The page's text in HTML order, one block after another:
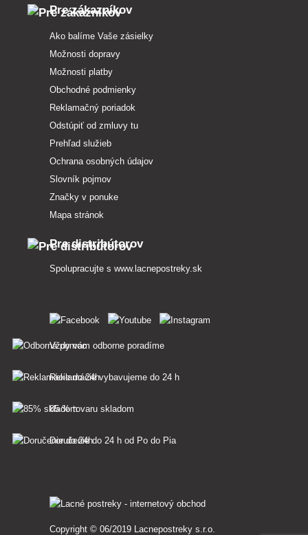
Pre zákazníkov
Ako balíme Vaše zásielky
Možnosti dopravy
Možnosti platby
Obchodné podmienky
Reklamačný poriadok
Odstúpiť od zmluvy tu
Prehľad služieb
Ochrana osobných údajov
Slovník pojmov
Značky v ponuke
Mapa stránok
Pre distribútorov
Spolupracujte s www.lacnepostreky.sk
Vždy vám odborne poradíme
Reklamácie vybavujeme do 24 h
85 % tovaru skladom
Doručenie do 24 h od Po do Pia
Copyright © 06/2019 Lacnepostreky s.r.o.